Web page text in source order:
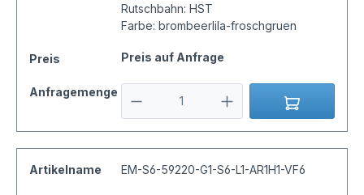
Rutschbahn: HST
Farbe: brombeerlila-froschgruen
Preis Preis auf Anfrage
Anfragemenge
Artikelname EM-S6-59220-G1-S6-L1-AR1H1-VF6